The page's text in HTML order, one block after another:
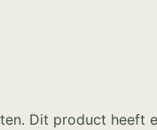
Dit product heeft